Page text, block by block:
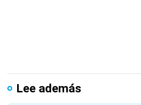
Lee además